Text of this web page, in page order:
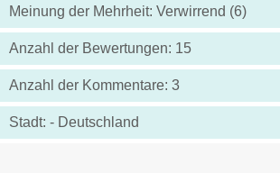
Meinung der Mehrheit: Verwirrend (6)
Anzahl der Bewertungen: 15
Anzahl der Kommentare: 3
Stadt: - Deutschland